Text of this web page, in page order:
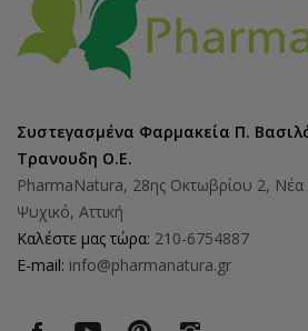
Συστεγασμένα Φαρμακεία Π.
Τρανουδη Ο.Ε.
PharmaNatura, 28ης Οκτωβρίου 2,
Ψυχικό, Αττική
Καλέστε μας τώρα: 210-6754887
E-mail: info@pharmanatura.gr